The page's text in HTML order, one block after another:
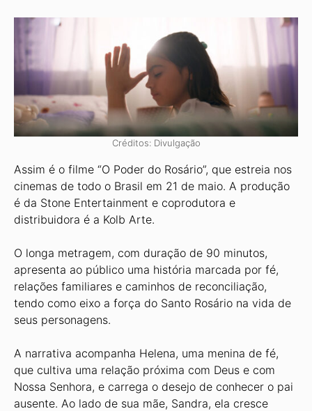
Créditos: Divulgação
Assim é o filme “O Poder do Rosário”, que estreia nos
cinemas de todo o Brasil em 21 de maio. A produção
é da Stone Entertainment e coprodutora e
distribuidora é a Kolb Arte.
O longa metragem, com duração de 90 minutos,
apresenta ao público uma história marcada por fé,
relações familiares e caminhos de reconciliação,
tendo como eixo a força do Santo Rosário na vida de
seus personagens.
A narrativa acompanha Helena, uma menina de fé,
que cultiva uma relação próxima com Deus e com
Nossa Senhora, e carrega o desejo de conhecer o pai
ausente. Ao lado de sua mãe, Sandra, ela cresce